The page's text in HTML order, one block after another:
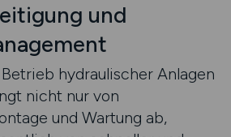
und
hydraulischer Anlagen
nicht nur von
und Wartung ab,